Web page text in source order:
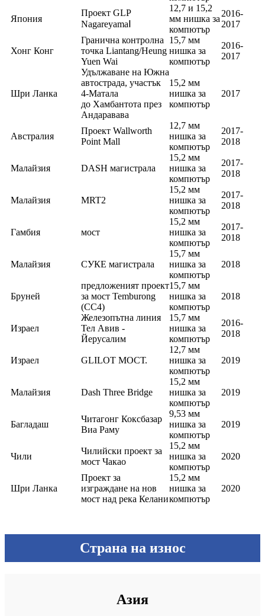
Япония
Проект GLP
NagareyamaⅠ
12,7 и 15,2
мм нишка за
компютър
2016-
2017
Хонг Конг
Гранична контролна
точка Liantang/Heung
Yuen Wai
15,7 мм
нишка за
компютър
2016-
2017
Шри Ланка
Удължаване на Южна
автострада, участък
4-Матала
до Хамбантота през
Андаравава
15,2 мм
нишка за
компютър
2017
Австралия
Проект Wallworth
Point Mall
12,7 мм
нишка за
компютър
2017-
2018
Малайзия DASH магистрала
15,2 мм
нишка за
компютър
2017-
2018
Малайзия MRT2
15,2 мм
нишка за
компютър
2017-
2018
Гамбия мост
15,2 мм
нишка за
компютър
2017-
2018
Малайзия СУКЕ магистрала
15,7 мм
нишка за
компютър
2018
Бруней
предложеният проект
за мост Temburong
(CC4)
15,7 мм
нишка за
компютър
2018
Израел
Железопътна линия
Тел Авив -
Йерусалим
15,7 мм
нишка за
компютър
2016-
2018
Израел GLILOT МОСТ.
12,7 мм
нишка за
компютър
2019
Малайзия Dash Three Bridge
15,2 мм
нишка за
компютър
2019
Багладаш
Читагонг Коксбазар
Виа Раму
9,53 мм
нишка за
компютър
2019
Чили
Чилийски проект за
мост Чакао
15,2 мм
нишка за
компютър
2020
Шри Ланка
Проект за
изграждане на нов
мост над река Келани
15,2 мм
нишка за
компютър
2020
Страна на износ
Азия